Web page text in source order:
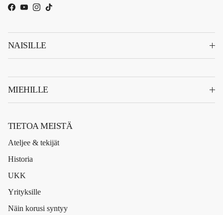
Facebook
YouTube
Instagram
TikTok
NAISILLE
MIEHILLE
TIETOA MEISTÄ
Ateljee & tekijät
Historia
UKK
Yrityksille
Näin korusi syntyy